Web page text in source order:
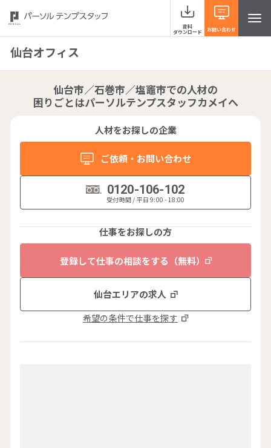
資料
ダウンロード お問い合わせ
サービスラインナップ
お役立ち情報 HRナレッジライン
グループ会社一覧
仙台オフィス
仙台市／石巻市／塩竈市での人材の
困りごとはパーソルテンプスタッフカメイへ
人材をお探しの企業
ご依頼・お問い合わせ
0120-106-102
受付時間 / 平日 9:00 - 18:00
仕事をお探しの方
登録して仕事の相談をする （無料）
仙台エリアの求人
希望の条件で仕事を探す